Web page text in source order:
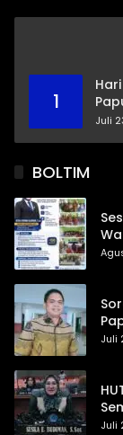
1
Juli
BOLTIM
Juli
Juli